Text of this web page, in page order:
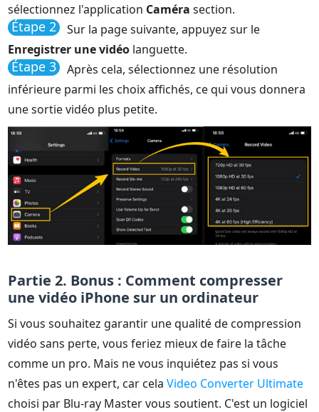
sélectionnez l'application Caméra section.
Étape 2
Sur la page suivante, appuyez sur le
Enregistrer une vidéo languette.
Étape 3
Après cela, sélectionnez une résolution
inférieure parmi les choix affichés, ce qui vous donnera
une sortie vidéo plus petite.
Partie 2. Bonus : Comment compresser
une vidéo iPhone sur un ordinateur
Si vous souhaitez garantir une qualité de compression
vidéo sans perte, vous feriez mieux de faire la tâche
comme un pro. Mais ne vous inquiétez pas si vous
n'êtes pas un expert, car celaVideo Converter Ultimate
choisi par Blu-ray Master vous soutient. C'est un logiciel